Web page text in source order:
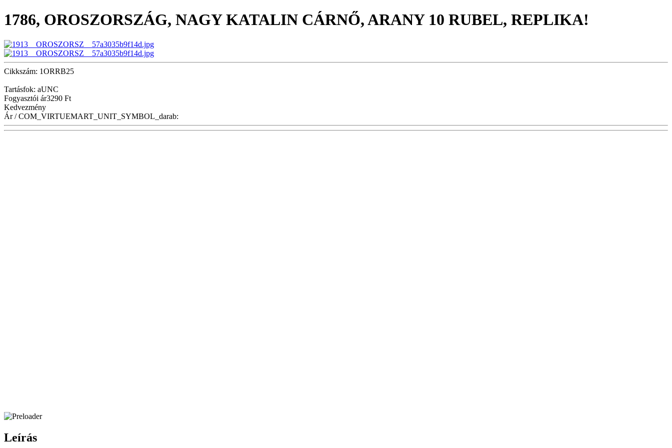
1786, OROSZORSZÁG, NAGY KATALIN CÁRNŐ, ARANY 10 RUBEL, REPLIKA!
Cikkszám: 1ORRB25
Tartásfok: aUNC
Fogyasztói ár3290 Ft
Kedvezmény
Ár / COM_VIRTUEMART_UNIT_SYMBOL_darab:
Leírás